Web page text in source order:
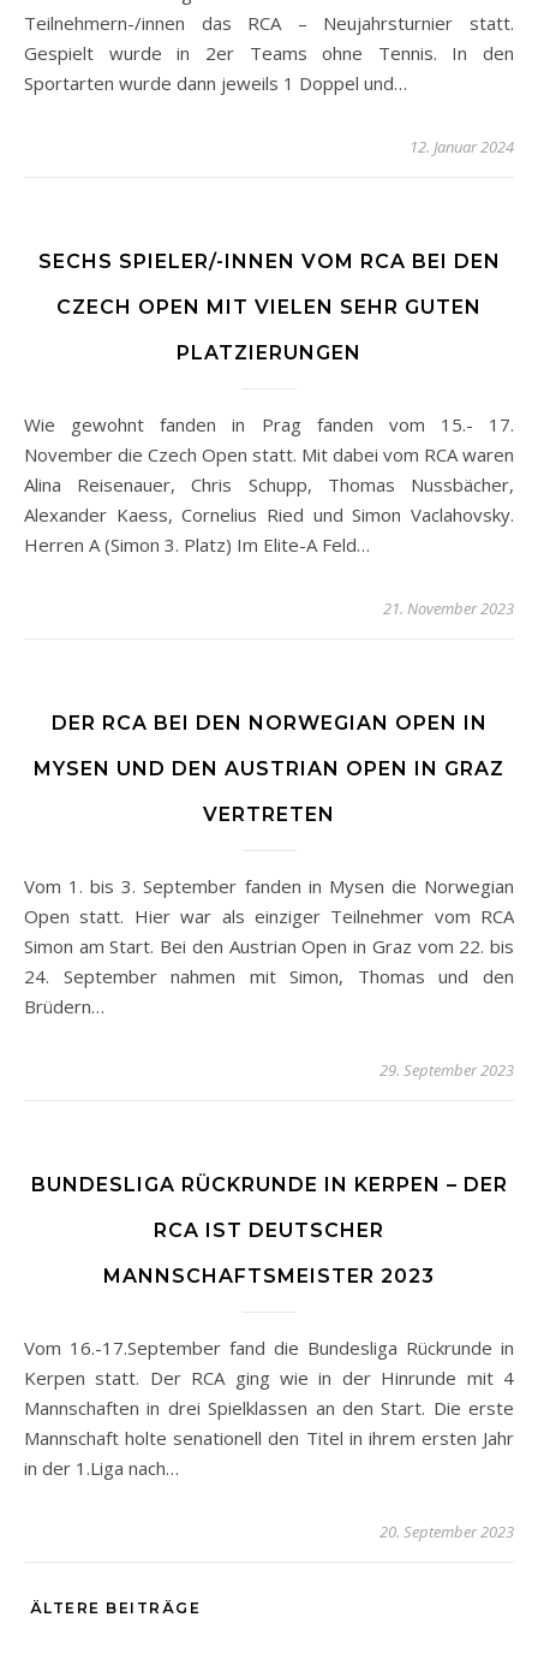
Teilnehmern-/innen das RCA – Neujahrsturnier statt.
Gespielt wurde in 2er Teams ohne Tennis. In den
Sportarten wurde dann jeweils 1 Doppel und…
12. Januar 2024
SECHS SPIELER/-INNEN VOM RCA BEI DEN
CZECH OPEN MIT VIELEN SEHR GUTEN
PLATZIERUNGEN
Wie gewohnt fanden in Prag fanden vom 15.- 17.
November die Czech Open statt. Mit dabei vom RCA waren
Alina Reisenauer, Chris Schupp, Thomas Nussbächer,
Alexander Kaess, Cornelius Ried und Simon Vaclahovsky.
Herren A (Simon 3. Platz) Im Elite-A Feld…
21. November 2023
DER RCA BEI DEN NORWEGIAN OPEN IN
MYSEN UND DEN AUSTRIAN OPEN IN GRAZ
VERTRETEN
Vom 1. bis 3. September fanden in Mysen die Norwegian
Open statt. Hier war als einziger Teilnehmer vom RCA
Simon am Start. Bei den Austrian Open in Graz vom 22. bis
24. September nahmen mit Simon, Thomas und den
Brüdern…
29. September 2023
BUNDESLIGA RÜCKRUNDE IN KERPEN – DER
RCA IST DEUTSCHER
MANNSCHAFTSMEISTER 2023
Vom 16.-17.September fand die Bundesliga Rückrunde in
Kerpen statt. Der RCA ging wie in der Hinrunde mit 4
Mannschaften in drei Spielklassen an den Start. Die erste
Mannschaft holte senationell den Titel in ihrem ersten Jahr
in der 1.Liga nach…
20. September 2023
ÄLTERE BEITRÄGE